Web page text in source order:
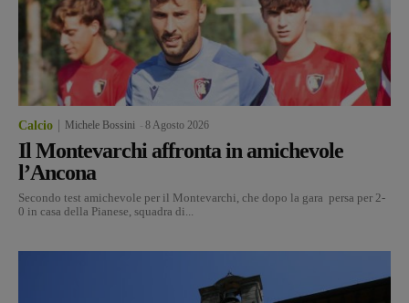
Calcio Michele Bossini 8 Agosto 2026
Il Montevarchi affronta in amichevole
l’Ancona
Secondo test amichevole per il Montevarchi, che dopo la gara persa per 2-
0 in casa della Pianese, squadra di...